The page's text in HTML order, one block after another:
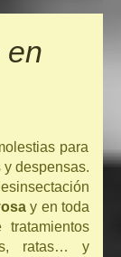
en
para
y despensas.
y en toda
ratas… y